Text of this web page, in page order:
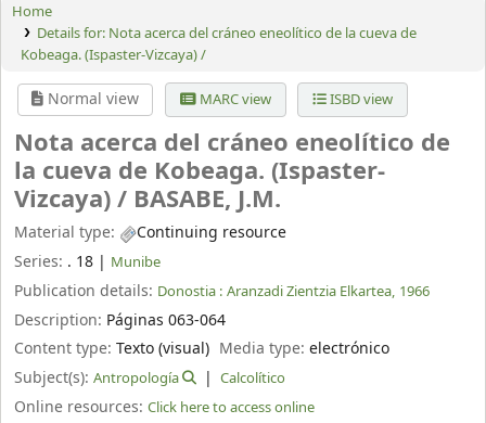
Home
Details for: Nota acerca del cráneo eneolítico de la cueva de
Kobeaga. (Ispaster-Vizcaya) /
Normal view MARC view ISBD view
Nota acerca del cráneo eneolítico de
la cueva de Kobeaga. (Ispaster-
Vizcaya) / BASABE, J.M.
Material type:
Continuing resource
Series: . 18 | Munibe
Publication details: Donostia : Aranzadi Zientzia Elkartea, 1966
Description: Páginas 063-064
Content type: Texto (visual) Media type:electrónico
Subject(s): Antropología Calcolítico
Online resources: Click here to access online